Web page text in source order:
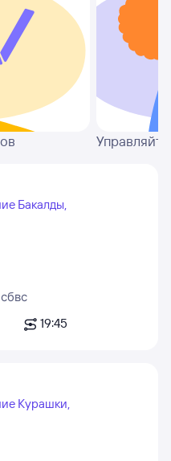
Бакалды,
сбвс
19:45
Курашки,